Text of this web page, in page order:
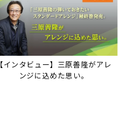
【インタビュー】三原善隆がアレ
ンジに込めた思い。